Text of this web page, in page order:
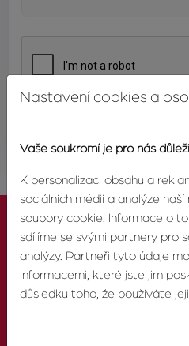
KONTAKTUJTE NÁS
Nastavení cookies a
Vaše soukromí je pro nás
K personalizaci obsahu a
sociálních médií a analýze
soubory cookie. Informace o
sdílíme se svými partnery pro
analýzy. Partneři tyto údaje
informacemi, které jste jim
důsledku toho, že používáte